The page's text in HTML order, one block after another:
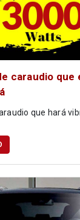
caraudio que
que hará